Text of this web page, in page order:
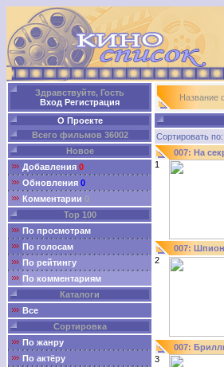
Здравствуйте, Гость
Вход Регистрация
О Проекте
Всего фильмов 36002
Новое
Добавления 0
Обновления 0
Комментарии 0
Top 100
По просмотрам
По голосам
По рейтингу
По комментариям
Каталоги
Все
Сортировка
По жанру
По актёру
Название
Сортировать
007: На
1
007:
2
007:
3